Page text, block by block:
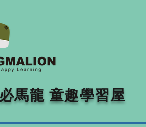
必馬龍 童趣學習屋